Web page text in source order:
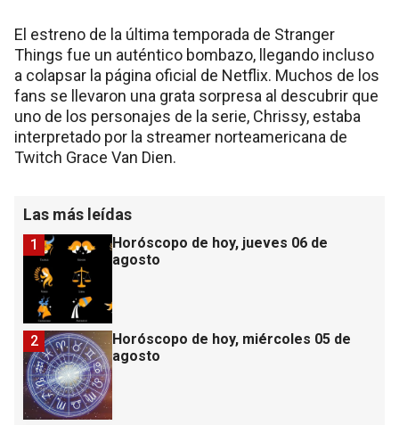
El estreno de la última temporada de Stranger
Things fue un auténtico bombazo, llegando incluso
a colapsar la página oficial de Netflix. Muchos de los
fans se llevaron una grata sorpresa al descubrir que
uno de los personajes de la serie, Chrissy, estaba
interpretado por la streamer norteamericana de
Twitch Grace Van Dien.
Las más leídas
Horóscopo de hoy, jueves 06 de
agosto
1
Horóscopo de hoy, miércoles 05 de
agosto
2